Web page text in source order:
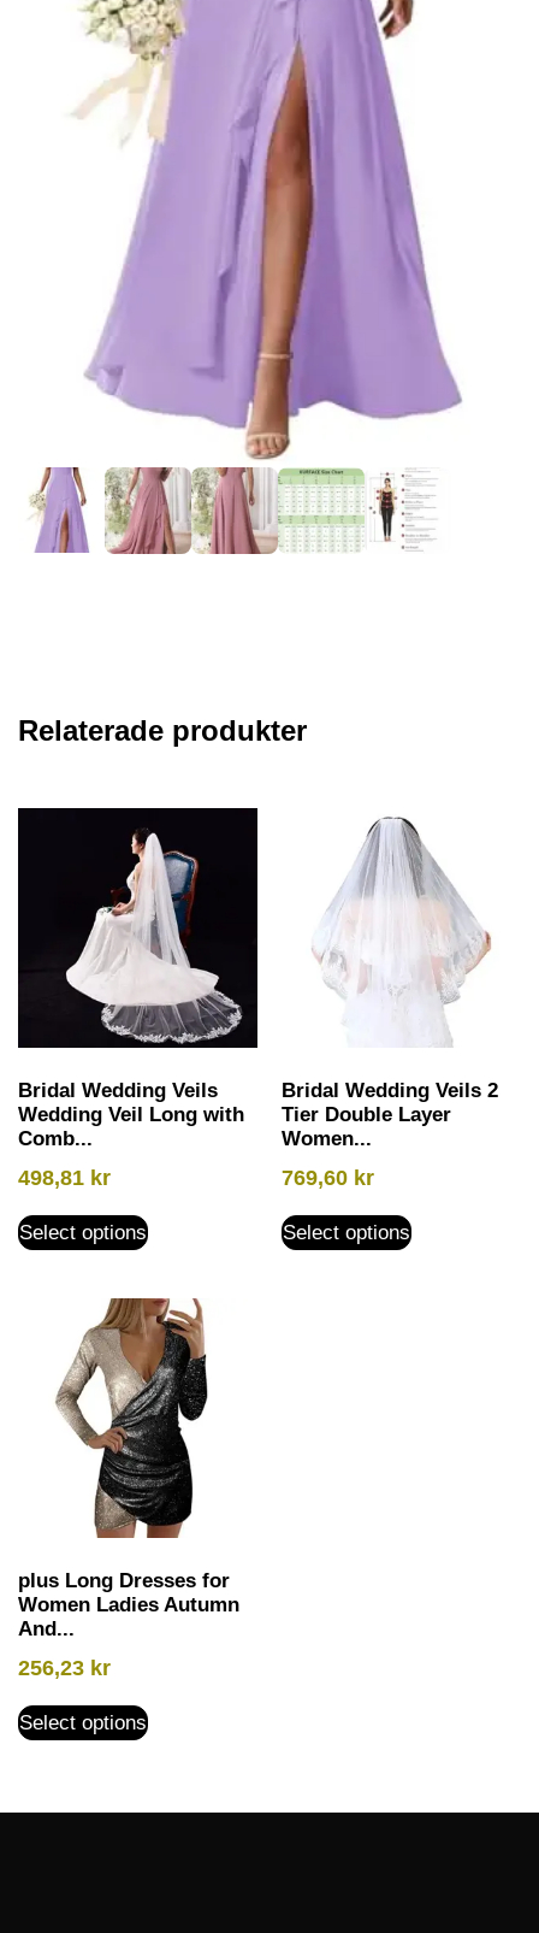
Relaterade produkter
Bridal Wedding Veils
Wedding Veil Long with
Comb...
498,81 kr
Select options
Bridal Wedding Veils 2
Tier Double Layer
Women...
769,60 kr
Select options
plus Long Dresses for
Women Ladies Autumn
And...
256,23 kr
Select options